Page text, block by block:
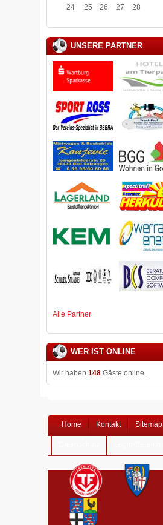
24
25 26 27 28
UNSERE PARTNER
Alle Partner
WER IST ONLINE
Wir haben 148 Gäste online.
Home Kontakt Sitemap